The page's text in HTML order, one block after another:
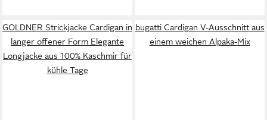
GOLDNER Strickjacke Cardigan in
langer offener Form Elegante
Longjacke aus 100% Kaschmir für
kühle Tage
bugatti Cardigan V-Ausschnitt aus
einem weichen Alpaka-Mix